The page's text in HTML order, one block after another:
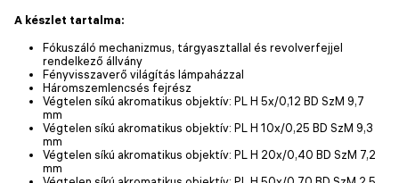
A készlet tartalma:
Fókuszáló mechanizmus, tárgyasztallal és revolverfejjel
rendelkező állvány
Fényvisszaverő világítás lámpaházzal
Háromszemlencsés fejrész
Végtelen síkú akromatikus objektív: PL H 5x/0,12 BD SzM 9,7
mm
Végtelen síkú akromatikus objektív: PL H 10x/0,25 BD SzM 9,3
mm
Végtelen síkú akromatikus objektív: PL H 20x/0,40 BD SzM 7,2
mm